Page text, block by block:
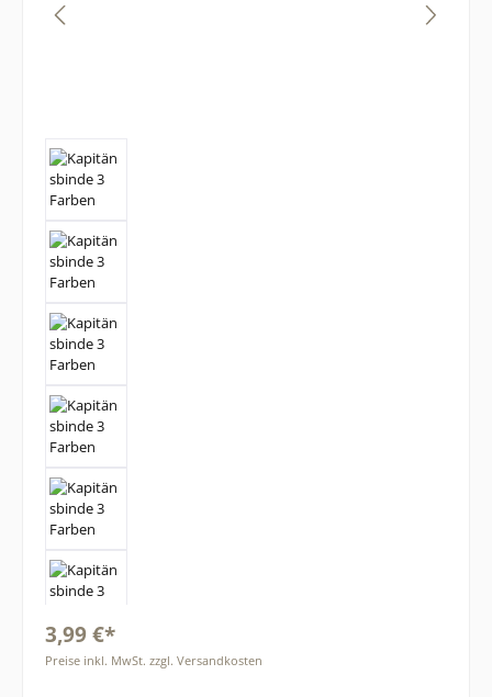
3,99 €*
Preise inkl. MwSt. zzgl. Versandkosten